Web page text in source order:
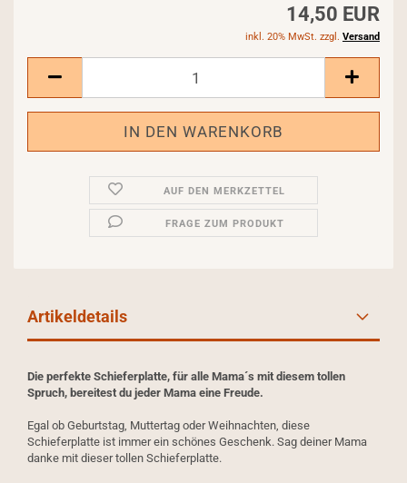
14,50 EUR
inkl. 20% MwSt. zzgl. Versand
AUF DEN MERKZETTEL
FRAGE ZUM PRODUKT
Artikeldetails
Die perfekte Schieferplatte, für alle Mama´s mit diesem tollen
Spruch, bereitest du jeder Mama eine Freude.
Egal ob Geburtstag, Muttertag oder Weihnachten, diese
Schieferplatte ist immer ein schönes Geschenk. Sag deiner Mama
danke mit dieser tollen Schieferplatte.